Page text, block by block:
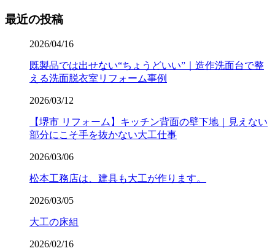
最近の投稿
2026/04/16
既製品では出せない“ちょうどいい”｜造作洗面台で整
える洗面脱衣室リフォーム事例
2026/03/12
【堺市 リフォーム】キッチン背面の壁下地｜見えない
部分にこそ手を抜かない大工仕事
2026/03/06
松本工務店は、建具も大工が作ります。
2026/03/05
大工の床組
2026/02/16